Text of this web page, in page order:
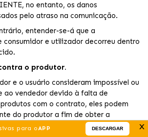
no entanto, os danos
pelo atraso na comunicação.
entender-se-á que a
consumidor e utilizador decorreu dentro
o produtor.
e o usuário consideram impossível ou
ao vendedor devido à falta de
com o contrato, eles podem
do produtor a fim de obter a
do produto.
para oAPP DESCARGAR x